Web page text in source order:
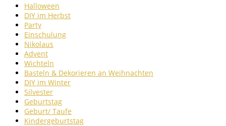
Halloween
DIY im Herbst
Party
Einschulung
Nikolaus
Advent
Wichteln
Basteln & Dekorieren an Weihnachten
DIY im Winter
Silvester
Geburtstag
Geburt/ Taufe
Kindergeburtstag